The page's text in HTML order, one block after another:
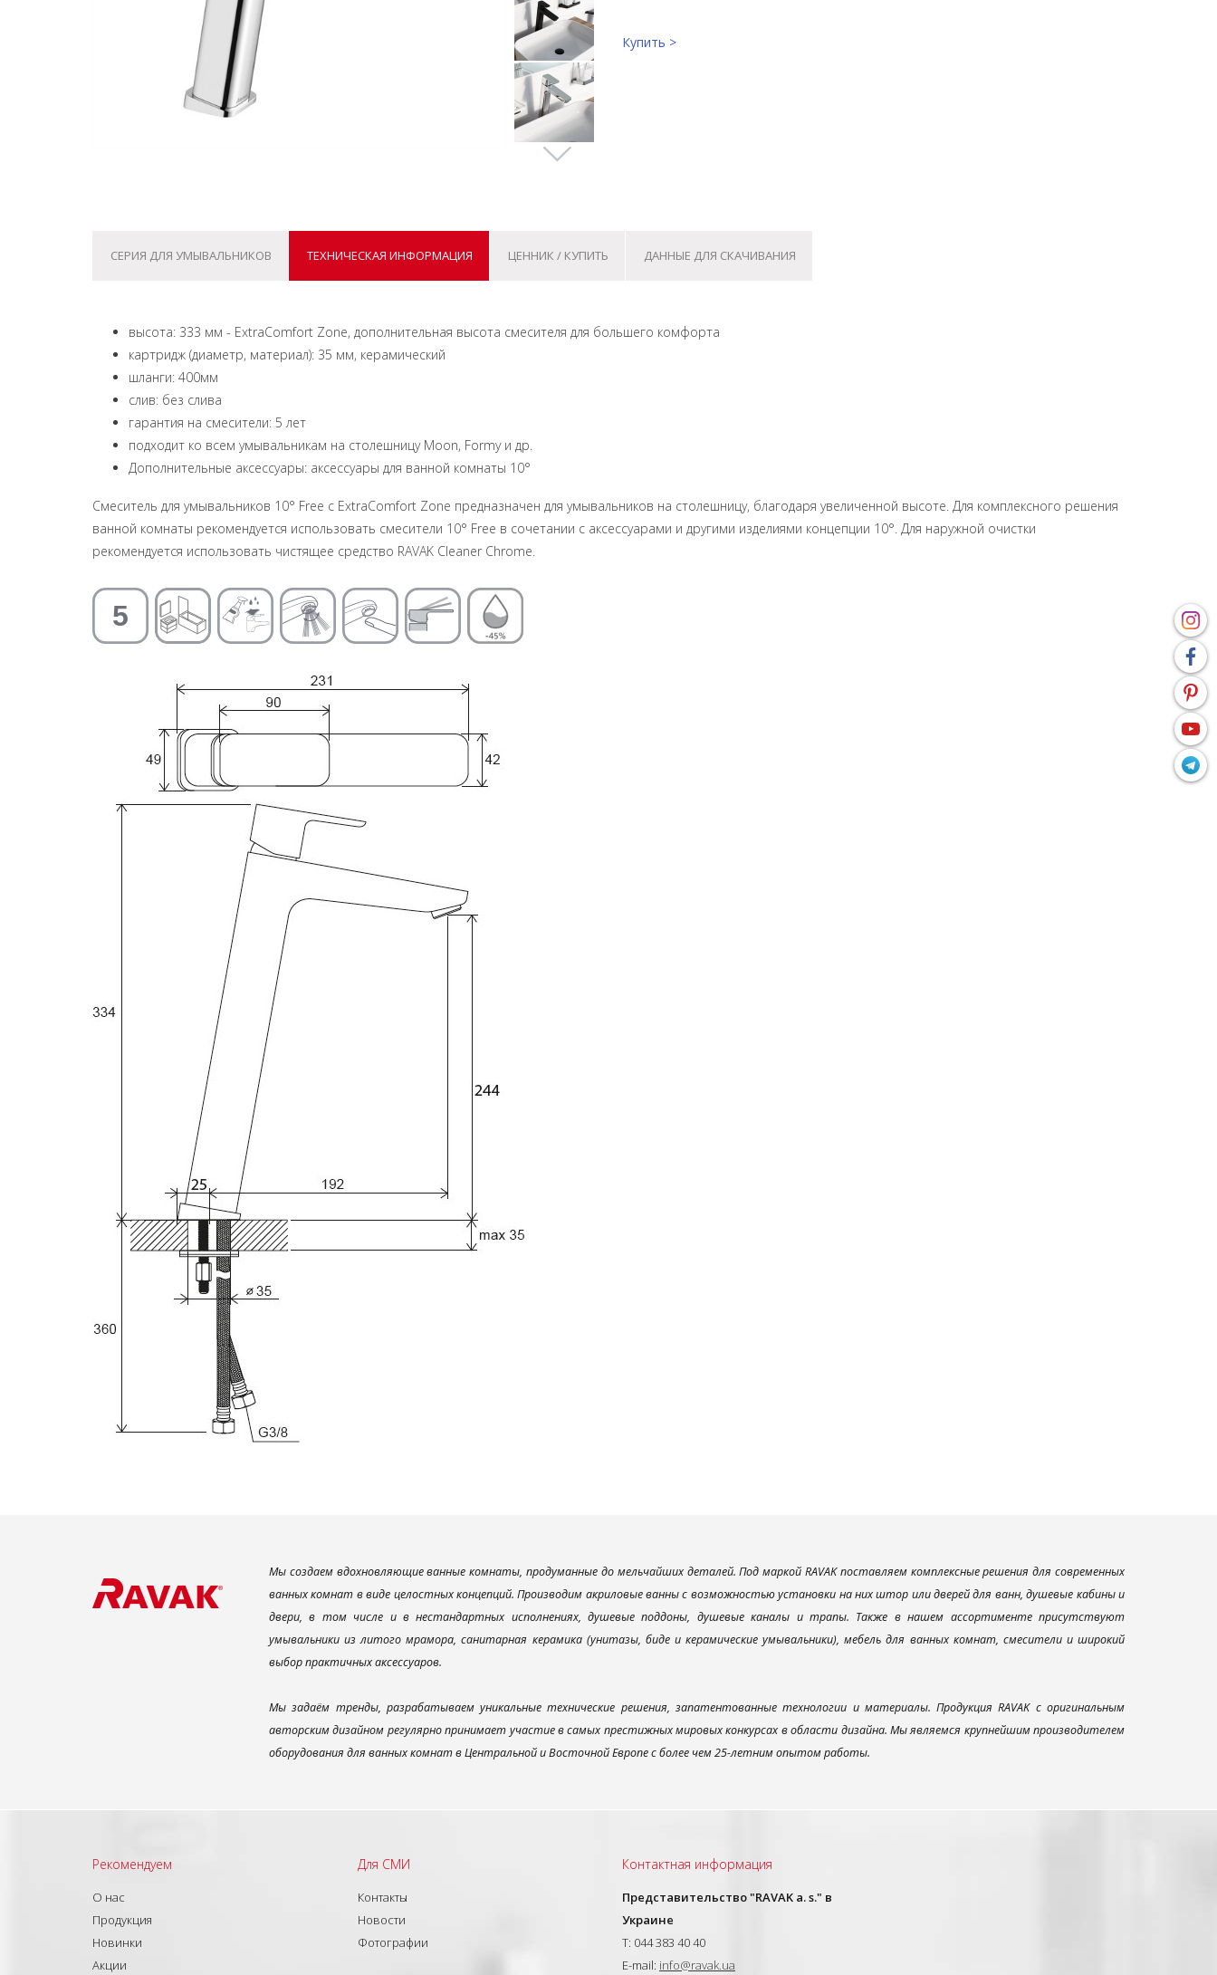
Купить >
СЕРИЯ ДЛЯ УМЫВАЛЬНИКОВ ТЕХНИЧЕСКАЯ ИНФОРМАЦИЯ ЦЕННИК / КУПИТЬ ДАННЫЕ ДЛЯ СКАЧИВАНИЯ
высота: 333 мм - ExtraComfort Zone, дополнительная высота смесителя для большего комфорта
картридж (диаметр, материал): 35 мм, керамический
шланги: 400мм
слив: без слива
гарантия на смесители: 5 лет
подходит ко всем умывальникам на столешницу Moon, Formy и др.
Дополнительные аксессуары: аксессуары для ванной комнаты 10°
Смеситель для умывальников 10° Free с ExtraComfort Zone предназначен для умывальников на столешницу, благодаря увеличенной высоте. Для комплексного решения
ванной комнаты рекомендуется использовать смесители 10° Free в сочетании с аксессуарами и другими изделиями концепции 10°. Для наружной очистки
рекомендуется использовать чистящее средство RAVAK Cleaner Chrome.
Мы создаем вдохновляющие ванные комнаты, продуманные до мельчайших деталей. Под маркой RAVAK поставляем комплексные решения для современных
ванных комнат в виде целостных концепций. Производим акриловые ванны с возможностью установки на них штор или дверей для ванн, душевые кабины и
двери, в том числе и в нестандартных исполнениях, душевые поддоны, душевые каналы и трапы. Также в нашем ассортименте присутствуют
умывальники из литого мрамора, санитарная керамика (унитазы, биде и керамические умывальники), мебель для ванных комнат, смесители и широкий
выбор практичных аксессуаров.
Мы задаём тренды, разрабатываем уникальные технические решения, запатентованные технологии и материалы. Продукция RAVAK с оригинальным
авторским дизайном регулярно принимает участие в самых престижных мировых конкурсах в области дизайна. Мы являемся крупнейшим производителем
оборудования для ванных комнат в Центральной и Восточной Европе с более чем 25-летним опытом работы.
Рекомендуем
О нас
Продукция
Новинки
Акции
Для СМИ
Контакты
Новости
Фотографии
Контактная информация
Представительство "RAVAK a. s." в
Украине
T: 044 383 40 40
E-mail: info@ravak.ua